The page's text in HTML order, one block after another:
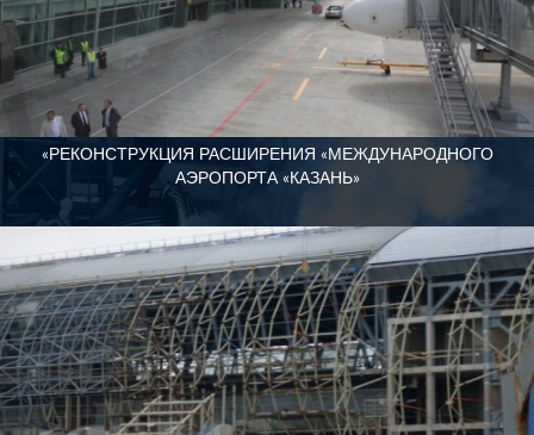
«РЕКОНСТРУКЦИЯ РАСШИРЕНИЯ «МЕЖДУНАРОДНОГО
АЭРОПОРТА «КАЗАНЬ»